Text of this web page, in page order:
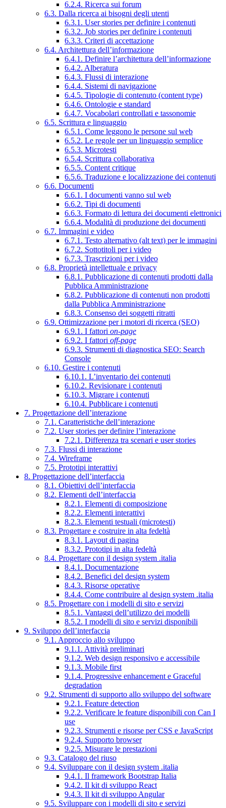
6.2.4. Ricerca sui forum
6.3. Dalla ricerca ai bisogni degli utenti
6.3.1. User stories per definire i contenuti
6.3.2. Job stories per definire i contenuti
6.3.3. Criteri di accettazione
6.4. Architettura dell’informazione
6.4.1. Definire l’architettura dell’informazione
6.4.2. Alberatura
6.4.3. Flussi di interazione
6.4.4. Sistemi di navigazione
6.4.5. Tipologie di contenuto (content type)
6.4.6. Ontologie e standard
6.4.7. Vocabolari controllati e tassonomie
6.5. Scrittura e linguaggio
6.5.1. Come leggono le persone sul web
6.5.2. Le regole per un linguaggio semplice
6.5.3. Microtesti
6.5.4. Scrittura collaborativa
6.5.5. Content critique
6.5.6. Traduzione e localizzazione dei contenuti
6.6. Documenti
6.6.1. I documenti vanno sul web
6.6.2. Tipi di documenti
6.6.3. Formato di lettura dei documenti elettronici
6.6.4. Modalità di produzione dei documenti
6.7. Immagini e video
6.7.1. Testo alternativo (alt text) per le immagini
6.7.2. Sottotitoli per i video
6.7.3. Trascrizioni per i video
6.8. Proprietà intellettuale e privacy
6.8.1. Pubblicazione di contenuti prodotti dalla
Pubblica Amministrazione
6.8.2. Pubblicazione di contenuti non prodotti
dalla Pubblica Amministrazione
6.8.3. Consenso dei soggetti ritratti
6.9. Ottimizzazione per i motori di ricerca (SEO)
6.9.1. I fattori on-page
6.9.2. I fattori off-page
6.9.3. Strumenti di diagnostica SEO: Search
Console
6.10. Gestire i contenuti
6.10.1. L’inventario dei contenuti
6.10.2. Revisionare i contenuti
6.10.3. Migrare i contenuti
6.10.4. Pubblicare i contenuti
7. Progettazione dell’interazione
7.1. Caratteristiche dell’interazione
7.2. User stories per definire l’interazione
7.2.1. Differenza tra scenari e user stories
7.3. Flussi di interazione
7.4. Wireframe
7.5. Prototipi interattivi
8. Progettazione dell’interfaccia
8.1. Obiettivi dell’interfaccia
8.2. Elementi dell’interfaccia
8.2.1. Elementi di composizione
8.2.2. Elementi interattivi
8.2.3. Elementi testuali (microtesti)
8.3. Progettare e costruire in alta fedeltà
8.3.1. Layout di pagina
8.3.2. Prototipi in alta fedeltà
8.4. Progettare con il design system .italia
8.4.1. Documentazione
8.4.2. Benefici del design system
8.4.3. Risorse operative
8.4.4. Come contribuire al design system .italia
8.5. Progettare con i modelli di sito e servizi
8.5.1. Vantaggi dell’utilizzo dei modelli
8.5.2. I modelli di sito e servizi disponibili
9. Sviluppo dell’interfaccia
9.1. Approccio allo sviluppo
9.1.1. Attività preliminari
9.1.2. Web design responsivo e accessibile
9.1.3. Mobile first
9.1.4. Progressive enhancement e Graceful
degradation
9.2. Strumenti di supporto allo sviluppo del software
9.2.1. Feature detection
9.2.2. Verificare le feature disponibili con Can I
use
9.2.3. Strumenti e risorse per CSS e JavaScript
9.2.4. Supporto browser
9.2.5. Misurare le prestazioni
9.3. Catalogo del riuso
9.4. Sviluppare con il design system .italia
9.4.1. Il framework Bootstrap Italia
9.4.2. Il kit di sviluppo React
9.4.3. Il kit di sviluppo Angular
9.5. Sviluppare con i modelli di sito e servizi